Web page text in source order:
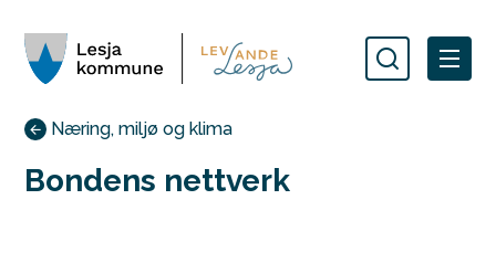
Du er her:
Næring, miljø og klima
Bondens nettverk